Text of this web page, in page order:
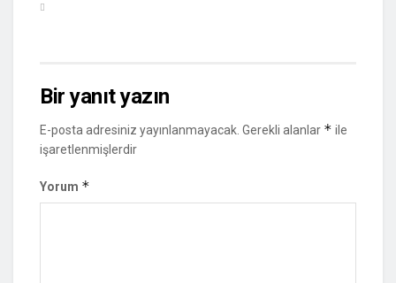
Bir yanıt yazın
E-posta adresiniz yayınlanmayacak. Gerekli alanlar * ile
işaretlenmişlerdir
Yorum *